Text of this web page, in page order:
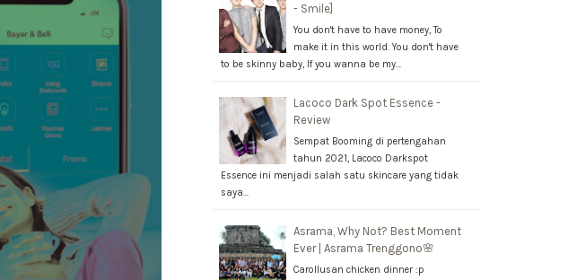
- Smile]
You don't have to have money, To
make it in this world. You don't have
to be skinny baby, If you wanna be my…
Lacoco Dark Spot Essence -
Review
Sempat Booming di pertengahan
tahun 2021, Lacoco Darkspot
Essence ini menjadi salah satu skincare yang tidak
saya…
Asrama, Why Not? Best Moment
Ever | Asrama Trenggono🌸
Carollusan chicken dinner :p